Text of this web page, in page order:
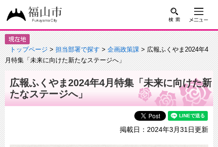
トップページ>担当部署で探す>企画政策課> 広報ふくやま2024年4
月特集「未来に向けた新たなステージへ」
広報ふくやま2024年4月特集「未来に向けた新
たなステージへ」
掲載日：2024年3月31日更新